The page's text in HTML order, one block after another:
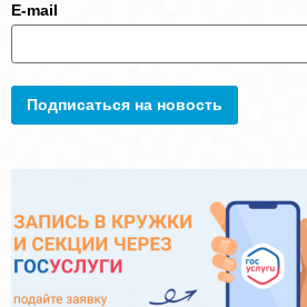
E-mail
Подписаться на новость